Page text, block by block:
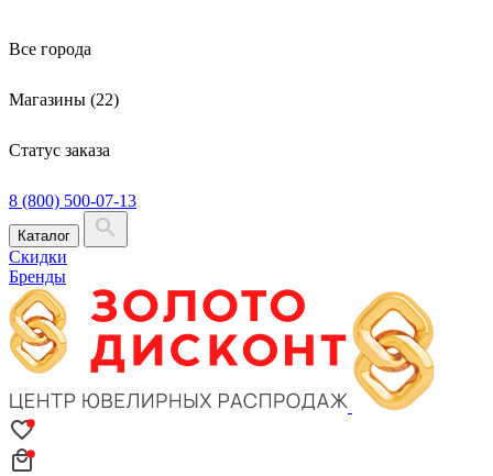
Все города
Магазины (22)
Статус заказа
8 (800) 500-07-13
Каталог
Скидки
Бренды